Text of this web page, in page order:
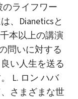
ライフワー
、Dianeticsと
本以上の講演
問いに対する
い人生を送る
L. ロン ハバ
さまざまな世